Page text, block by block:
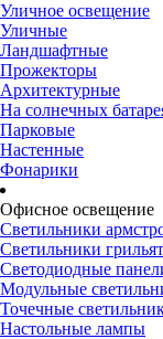
Уличное освещение
Уличные
Ландшафтные
Прожекторы
Архитектурные
На солнечных
Парковые
Настенные
Фонарики
Офисное освещение
Светильники
Светильники
Светодиодные
Модульные
Точечные
Настольные лампы